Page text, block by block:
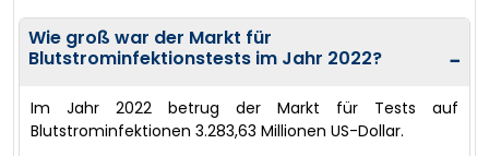
Wie groß war der Markt für
Blutstrominfektionstests im Jahr 2022?
−
Im Jahr 2022 betrug der Markt für Tests auf
Blutstrominfektionen 3.283,63 Millionen US-Dollar.